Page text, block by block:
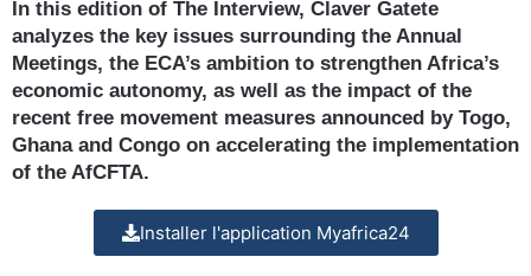
In this edition of The Interview, Claver Gatete
analyzes the key issues surrounding the Annual
Meetings, the ECA’s ambition to strengthen Africa’s
economic autonomy, as well as the impact of the
recent free movement measures announced by Togo,
Ghana and Congo on accelerating the implementation
of the AfCFTA.
Installer l'application Myafrica24